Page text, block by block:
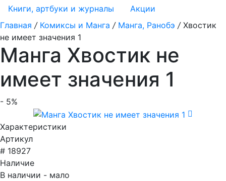
Книги, артбуки и журналы
Акции
Главная / Комиксы и Манга / Манга, Ранобэ / Хвостик
не имеет значения 1
Манга Хвостик не
имеет значения 1
- 5%
Характеристики
Артикул
# 18927
Наличие
В наличии - мало